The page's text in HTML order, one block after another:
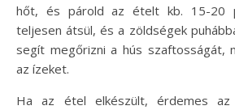
hőt, és párold az ételt kb. 15-20
teljesen átsül, és a zöldségek
segít megőrizni a hús szaftosságát,
az ízeket.
Ha az étel elkészült, érdemes az